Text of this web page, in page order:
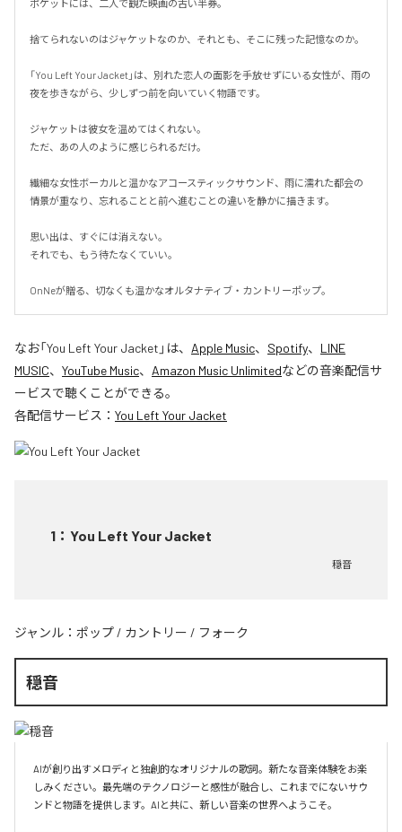
ポケットには、二人で観た映画の古い半券。
捨てられないのはジャケットなのか、それとも、そこに残った記憶なのか。
「You Left Your Jacket」は、別れた恋人の面影を手放せずにいる女性が、雨の
夜を歩きながら、少しずつ前を向いていく物語です。
ジャケットは彼女を温めてはくれない。
ただ、あの人のように感じられるだけ。
繊細な女性ボーカルと温かなアコースティックサウンド、雨に濡れた都会の
情景が重なり、忘れることと前へ進むことの違いを静かに描きます。
思い出は、すぐには消えない。
それでも、もう待たなくていい。
OnNeが贈る、切なくも温かなオルタナティブ・カントリーポップ。
なお「You Left Your Jacket 」は、 Apple Music、 Spotify、 LINE
MUSIC、 YouTube Music、 Amazon Music Unlimitedなどの音楽配信サ
ービスで聴くことができる。
各配信サービス： You Left Your Jacket
1 ： You Left Your Jacket
穏音
ジャンル： ポップ / カントリー / フォーク
穏音
AIが創り出すメロディと独創的なオリジナルの歌詞。新たな音楽体験をお楽
しみください。最先端のテクノロジーと感性が融合し、これまでにないサウ
ンドと物語を提供します。AIと共に、新しい音楽の世界へようこそ。